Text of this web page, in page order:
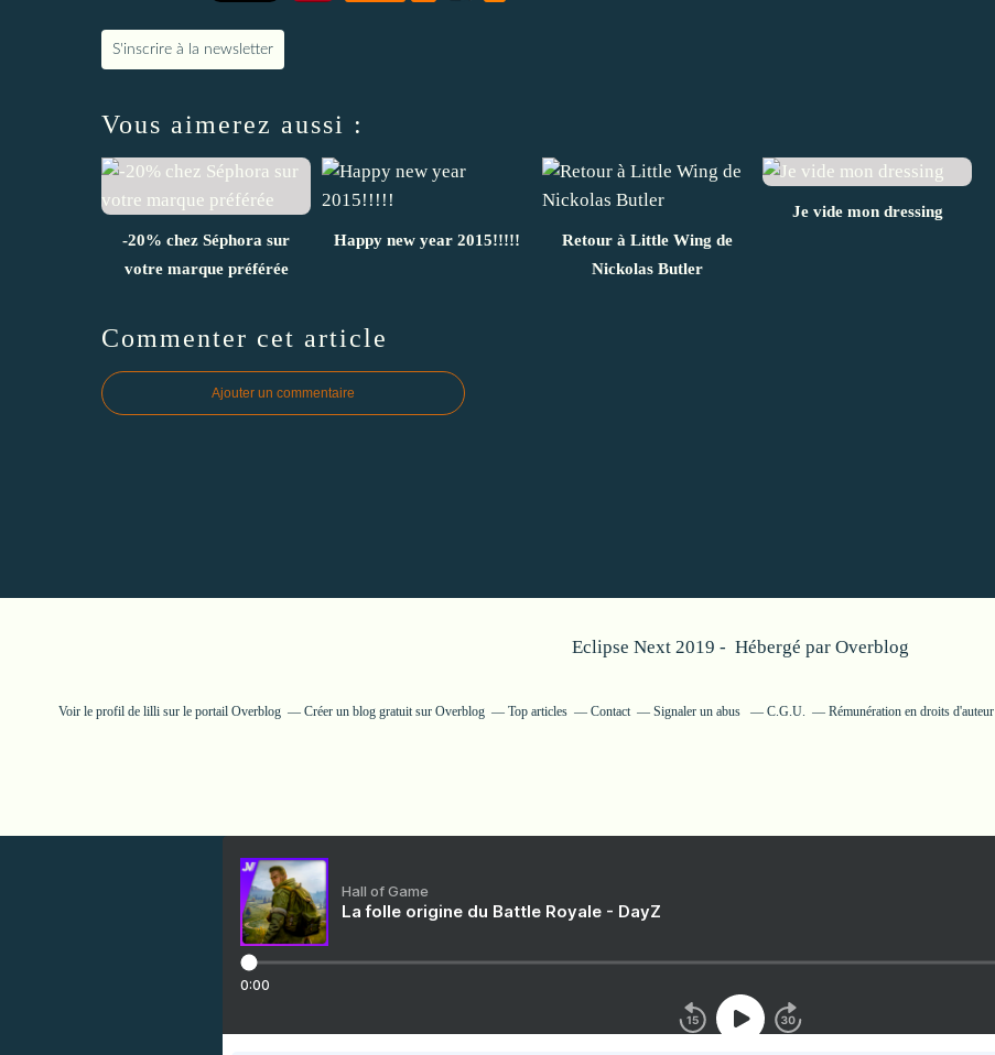
S'inscrire à la newsletter
Vous aimerez aussi :
-20% chez Séphora sur
votre marque préférée
Happy new year 2015!!!!!
Retour à Little Wing de
Nickolas Butler
Je vide mon dressing
Commenter cet article
Ajouter un commentaire
Eclipse Next 2019 - Hébergé par Overblog
Voir le profil de lilli sur le portail Overblog Créer un blog gratuit sur Overblog Top articles Contact Signaler un abus C.G.U. Rémunération en droits d'auteur
Hall of Game
La folle origine du Battle Royale - DayZ
0:00